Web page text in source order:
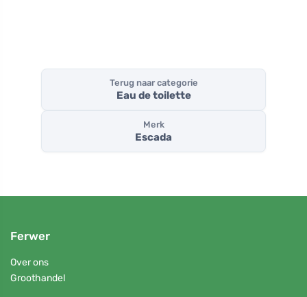
Terug naar categorie
Eau de toilette
Merk
Escada
Ferwer
Over ons
Groothandel